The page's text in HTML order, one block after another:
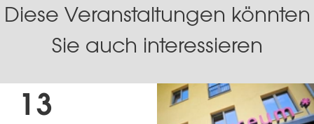
Diese Veranstaltungen könnten
Sie auch interessieren
13